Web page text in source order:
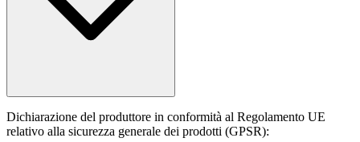
Dichiarazione del produttore in conformità al Regolamento UE
relativo alla sicurezza generale dei prodotti (GPSR):